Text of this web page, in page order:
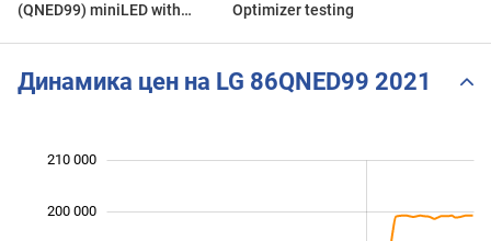
(QNED99) miniLED with
Optimizer testing
Динамика цен на LG 86QNED99 2021
200 000
210 000